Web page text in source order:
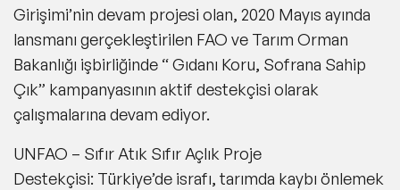
Girişimi’nin devam projesi olan, 2020 Mayıs ayında
lansmanı gerçekleştirilen FAO ve Tarım Orman
Bakanlığı işbirliğinde “ Gıdanı Koru, Sofrana Sahip
Çık” kampanyasının aktif destekçisi olarak
çalışmalarına devam ediyor.
UNFAO – Sıfır Atık Sıfır Açlık Proje
Destekçisi: Türkiye’de israfı, tarımda kaybı önlemek